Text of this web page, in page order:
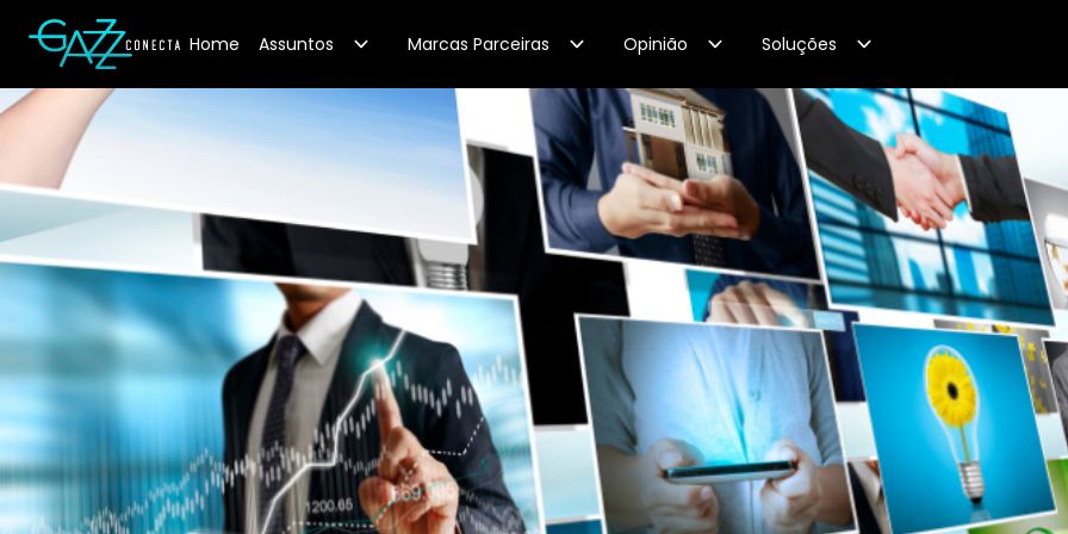
Your Company Home Assuntos Marcas Parceiras Opinião Soluções